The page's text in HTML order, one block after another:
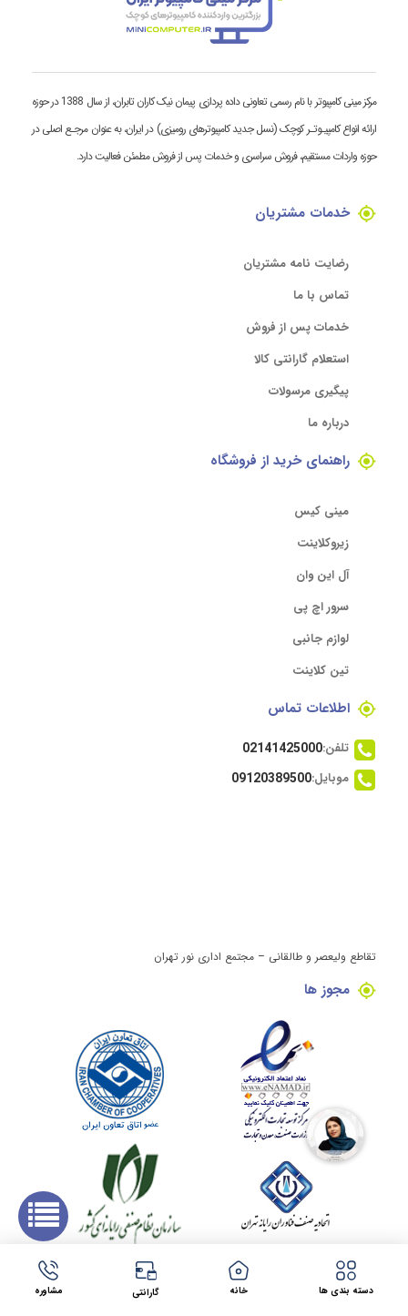
مرکز مینی کامپیوتر با نام رسمی تعاونی داده پردازی پیمان نیک کاران تابران، از سال 1388 در حوزه
ارائه انواع کامپیـوتـر کوچک (نسل جدید کامپیوترهای رومیزی) در ایران، به عنوان مرجـع اصلی در
حوزه واردات مستقیم، فروش سراسری و خدمات پس از فروش مطمئن فعالیت دارد.
خدمات مشتریان
رضایت نامه مشتریان
تماس با ما
خدمات پس از فروش
استعلام گارانتی کالا
پیگیری مرسولات
درباره ما
راهنمای خرید از فروشگاه
مینی کیس
زیروکلاینت
آل این وان
سرور اچ پی
لوازم جانبی
تین کلاینت
اطلاعات تماس
تلفن:02141425000
موبایل:09120389500
تقاطع ولیعصر و طالقانی – مجتمع اداری نور تهران
مجوز ها
کلیه حقوق این وبسایت برای مینی کامپیوتر محفوظ می باشد.
طراحی سایت در مشهد
شرکت فراتک دسته بندی ها خانه گارانتی مشاوره